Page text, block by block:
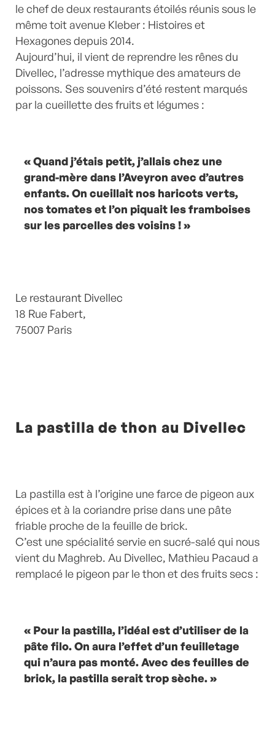
le chef de deux restaurants étoilés réunis sous le
même toit avenue Kleber : Histoires et
Hexagones depuis 2014.
Aujourd’hui, il vient de reprendre les rênes du
Divellec, l’adresse mythique des amateurs de
poissons. Ses souvenirs d’été restent marqués
par la cueillette des fruits et légumes :
« Quand j’étais petit, j’allais chez une
grand-mère dans l’Aveyron avec d’autres
enfants. On cueillait nos haricots verts,
nos tomates et l’on piquait les framboises
sur les parcelles des voisins ! »
Le restaurant Divellec
18 Rue Fabert,
75007 Paris
La pastilla de thon au Divellec
La pastilla est à l’origine une farce de pigeon aux
épices et à la coriandre prise dans une pâte
friable proche de la feuille de brick.
C’est une spécialité servie en sucré-salé qui nous
vient du Maghreb. Au Divellec, Mathieu Pacaud a
remplacé le pigeon par le thon et des fruits secs :
« Pour la pastilla, l’idéal est d’utiliser de la
pâte filo. On aura l’effet d’un feuilletage
qui n’aura pas monté. Avec des feuilles de
brick, la pastilla serait trop sèche. »